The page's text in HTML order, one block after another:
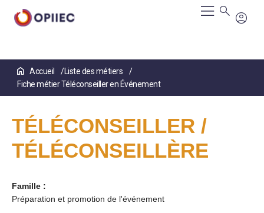
contenu
principal
Accueil
Liste des métiers
Fiche métier Téléconseiller en Événement
TÉLÉCONSEILLER /
TÉLÉCONSEILLÈRE
Famille :
Préparation et promotion de l'événement